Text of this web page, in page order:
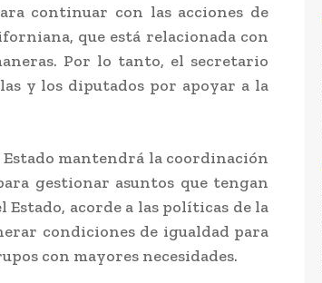
continuar con las acciones de
que está relacionada con
Por lo tanto, el secretario
y los diputados por apoyar a la
mantendrá la coordinación
gestionar asuntos que tengan
acorde a las políticas de la
condiciones de igualdad para
con mayores necesidades.